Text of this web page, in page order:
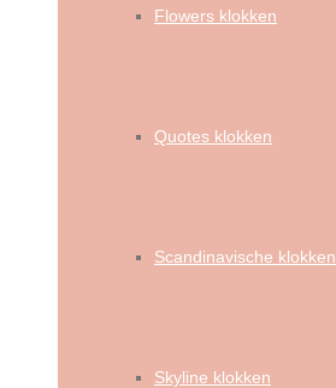
Flowers klokken
Quotes klokken
Scandinavische klokken
Skyline klokken